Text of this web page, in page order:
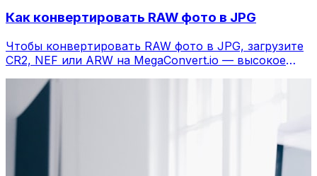
Как конвертировать RAW фото в JPG
Чтобы конвертировать RAW фото в JPG, загрузите
CR2, NEF или ARW на MegaConvert.io — высокое